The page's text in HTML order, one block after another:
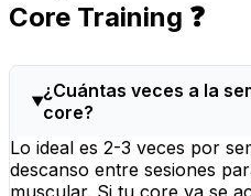
Core Training ❓
¿Cuántas veces a la
core?
Lo ideal es 2-3 veces por
descanso entre sesiones